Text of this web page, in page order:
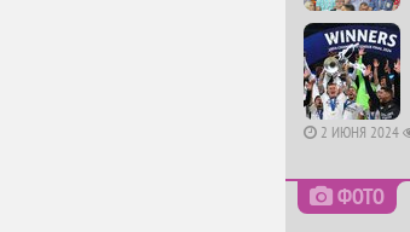
2 ИЮНЯ 2024
ФОТО